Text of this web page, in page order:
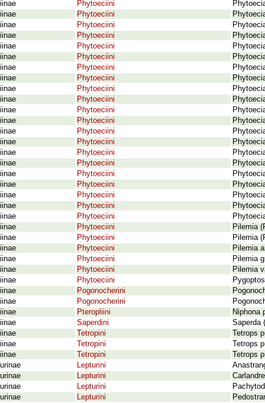
Phytoeciini
Phytoeciini
Phytoeciini
Phytoeciini
Phytoeciini
Phytoeciini
Phytoeciini
Phytoeciini
Phytoeciini
Phytoeciini
Phytoeciini
Phytoeciini
Phytoeciini
Phytoeciini
Phytoeciini
Phytoeciini
Phytoeciini
Phytoeciini
Phytoeciini
Phytoeciini
Phytoeciini
Phytoeciini
Pilemia
Phytoeciini
Pilemia
Phytoeciini
Pilemia
Phytoeciini
Pilemia
Phytoeciini
Pilemia
Phytoeciini
Pogonocherini
Pogonocherini
Pteropliini
Niphona
Saperdini
Saperda
Tetropini
Tetrops
Tetropini
Tetrops
Tetropini
Tetrops
Lepturini
Lepturini
Lepturini
Lepturini